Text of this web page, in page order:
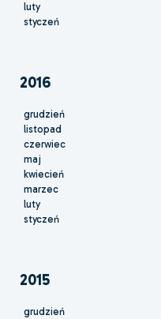
luty
styczeń
2016
grudzień
listopad
czerwiec
maj
kwiecień
marzec
luty
styczeń
2015
grudzień